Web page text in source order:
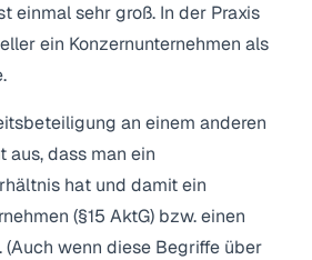
einmal sehr groß. In der Praxis
ein Konzernunternehmen als
an einem anderen
aus, dass man ein
hat und damit ein
(§15 AktG) bzw. einen
(Auch wenn diese Begriffe über